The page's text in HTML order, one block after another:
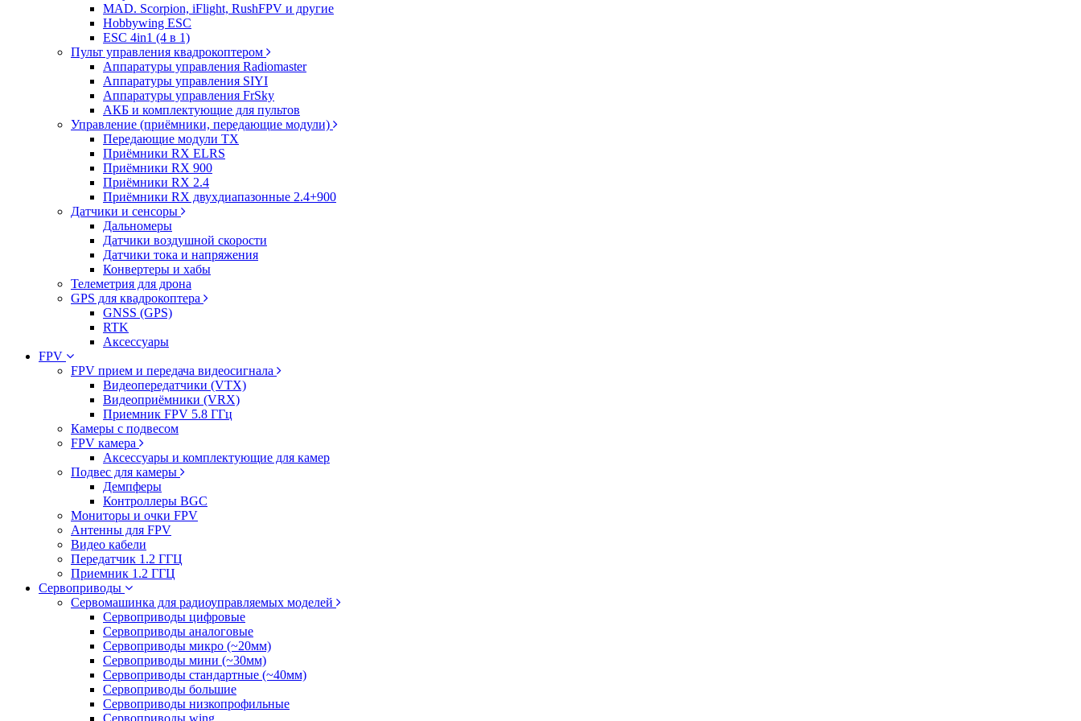
MAD. Scorpion, iFlight, RushFPV и другие
Hobbywing ESC
ESC 4in1 (4 в 1)
Пульт управления квадрокоптером
Аппаратуры управления Radiomaster
Аппаратуры управления SIYI
Аппаратуры управления FrSky
АКБ и комплектующие для пультов
Управление (приёмники, передающие модули)
Передающие модули TX
Приёмники RX ELRS
Приёмники RX 900
Приёмники RX 2.4
Приёмники RX двухдиапазонные 2.4+900
Датчики и сенсоры
Дальномеры
Датчики воздушной скорости
Датчики тока и напряжения
Конвертеры и хабы
Телеметрия для дрона
GPS для квадрокоптера
GNSS (GPS)
RTK
Аксессуары
FPV
FPV прием и передача видеосигнала
Видеопередатчики (VTX)
Видеоприёмники (VRX)
Приемник FPV 5.8 ГГц
Камеры с подвесом
FPV камера
Аксессуары и комплектующие для камер
Подвес для камеры
Демпферы
Контроллеры BGC
Мониторы и очки FPV
Антенны для FPV
Видео кабели
Передатчик 1.2 ГГЦ
Приемник 1.2 ГГЦ
Сервоприводы
Сервомашинка для радиоуправляемых моделей
Сервоприводы цифровые
Сервоприводы аналоговые
Сервоприводы микро (~20мм)
Сервоприводы мини (~30мм)
Сервоприводы стандартные (~40мм)
Сервоприводы большие
Сервоприводы низкопрофильные
Сервоприводы wing